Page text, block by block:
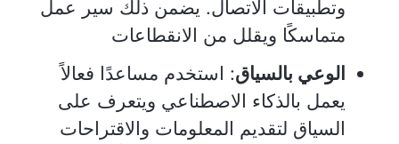
وتطبيقات الاتصال. يضمن ذلك سير عمل
متماسكًا ويقلل من الانقطاعات
الوعي بالسياق: استخدم مساعدًا فعالاً
يعمل بالذكاء الاصطناعي ويتعرف على
السياق لتقديم المعلومات والاقتراحات